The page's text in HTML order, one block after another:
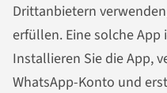
Drittanbietern
erfüllen. Eine solche App
Installieren Sie die App,
WhatsApp-Konto und